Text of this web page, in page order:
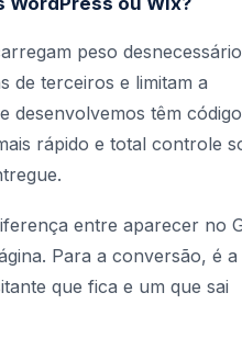
peso
de terceiros e limitam a
desenvolvemos têm
rápido e total controle
entre aparecer no
Para a conversão, é a
que fica e um que sai